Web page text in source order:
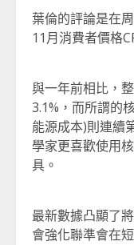
葉倫的評論是在
11月消費者價格
與一年前相比，
3.1%，而所謂的
能源成本)則連續
學家更喜歡使用
具。
最新數據凸顯了
會強化聯準會在